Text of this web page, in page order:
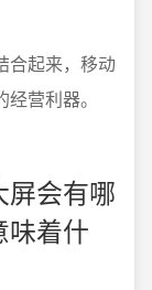
合起来，移动
营利器。
屏会有哪
味着什